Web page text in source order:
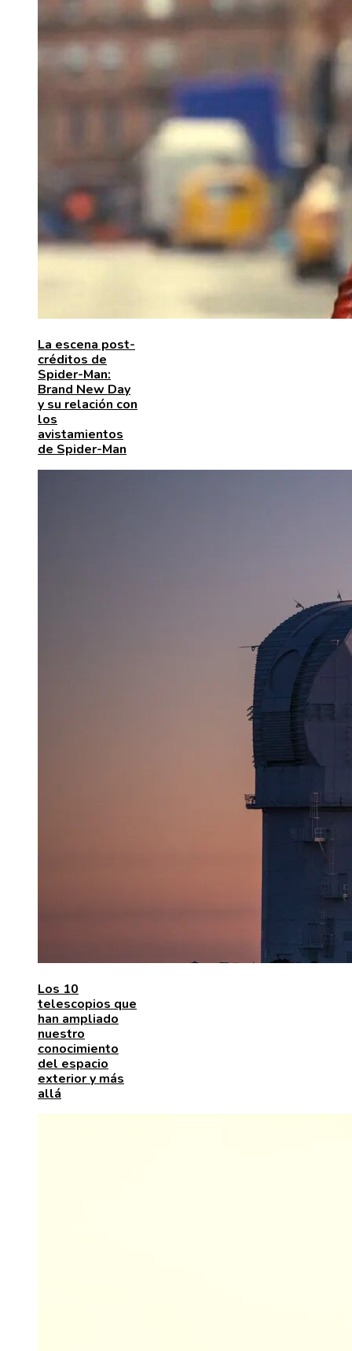
La escena post-
créditos de
Spider-Man:
Brand New Day
y su relación con
los
avistamientos
de Spider-Man
Los 10
telescopios que
han ampliado
nuestro
conocimiento
del espacio
exterior y más
allá